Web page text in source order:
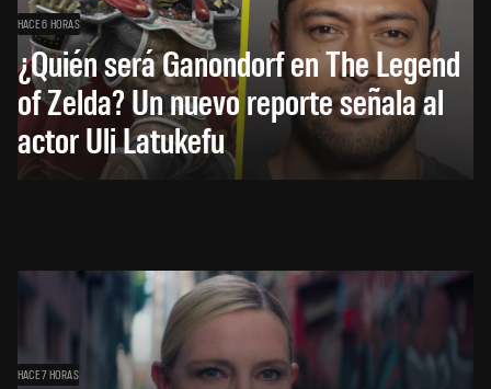
HACE 6 HORAS
¿Quién será Ganondorf en The Legend
of Zelda? Un nuevo reporte señala al
actor Uli Latukefu
HACE 7 HORAS